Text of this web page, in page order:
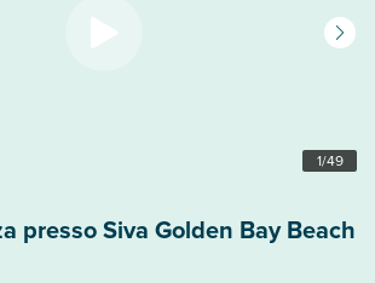
1/49
presso Siva Golden Bay Beach